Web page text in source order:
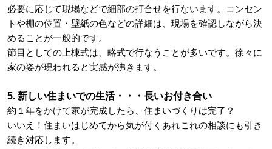
必要に応じて現場などで細部の打合せを行ないます。
コンセン
トや棚の位置・壁紙の色などの詳細は、現場を確認しながら決
めることが一般的です。
節目としての上棟式は、略式で行なうことが多いです。徐々に
家の姿が現われると実感が沸きます。
5. 新しい住まいでの生活・・・長いお付き合い
約１年をかけて家が完成したら、住まいづくりは完了？
いいえ！住まいはじめてから気が付くあれこれの相談にも引き
続き対応します。